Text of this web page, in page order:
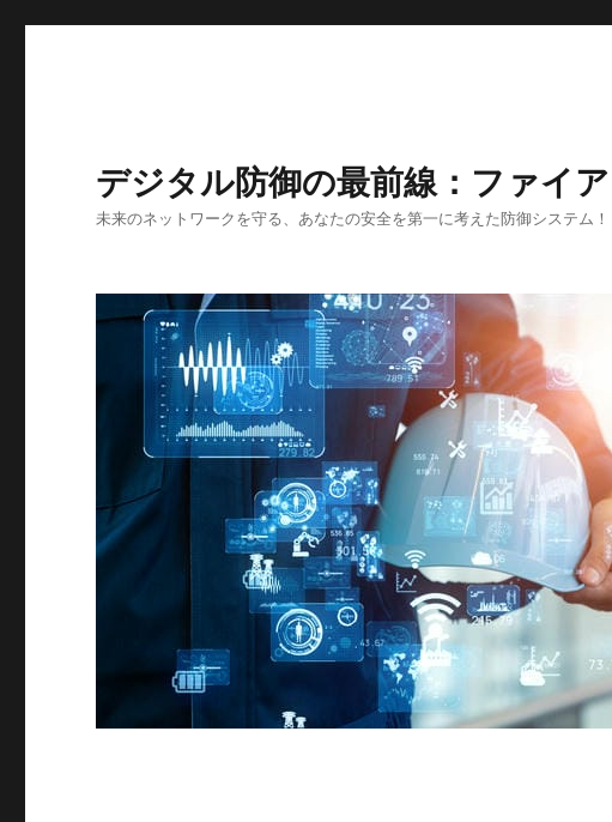
デジタル防御の最前線：ファイ
未来のネットワークを守る、あなたの安全を第一に考えた防御システム！